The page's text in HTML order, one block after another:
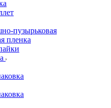
пузырьковая
пленка